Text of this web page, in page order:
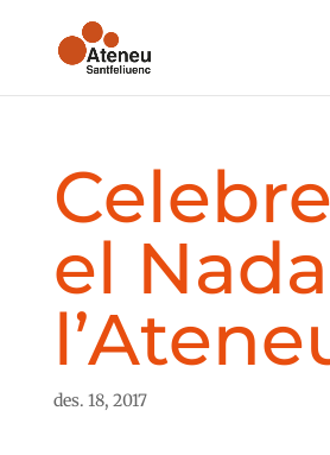
el
des. 18, 2017